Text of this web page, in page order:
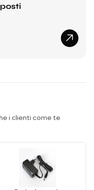
i clienti come te